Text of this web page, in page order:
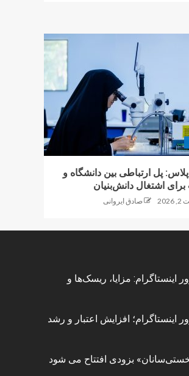
پلاس: پل ارتباطی بین دانشگاه و
اشتغال دانش‌بنیان
صادق ایروانی
اینستاگرام: مزایا، ریسک‌ها و
اینستاگرام؛ افزایش اعتبار و رشد
بزودی افتتاح می شود